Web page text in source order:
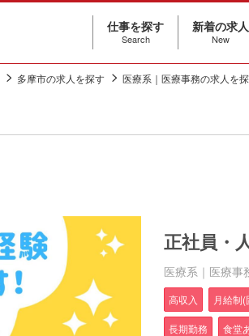
仕事を探す
Search
新着の求人
New
多摩市の求人を探す 医療系｜医療事務の求人を
正社員・
医療系｜医療事
高収入 月給制(
長期勤務 食堂